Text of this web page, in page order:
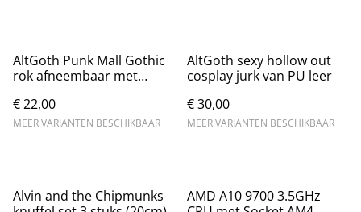
AltGoth Punk Mall Gothic
rok afneembaar met
€ 22,00
MEER VARIANTEN BESCHIKBAAR
AltGoth sexy hollow out
cosplay jurk van PU leer
€ 30,00
MEER VARIANTEN BESCHIKBAAR
Alvin and the Chipmunks
AMD A10 9700 3.5GHz